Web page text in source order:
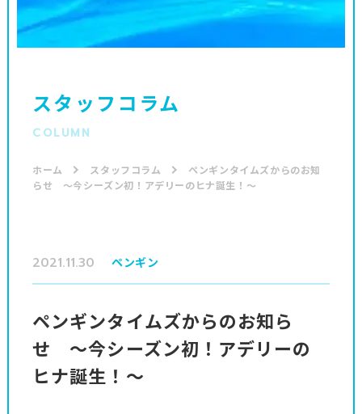
スタッフコラム
COLUMN
ホーム スタッフコラム
ペンギンタイムズからのお知
らせ ～今シーズン初！アデリーのヒナ誕生！～
2021.11.30 ペンギン
ペンギンタイムズからのお知ら
せ ～今シーズン初！アデリーの
ヒナ誕生！～